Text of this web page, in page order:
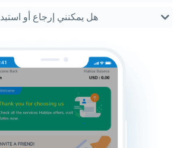
هل يمكنني إرجاع أو